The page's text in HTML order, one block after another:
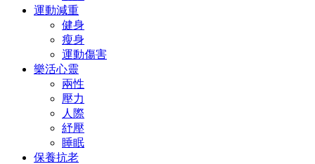
運動減重
健身
瘦身
運動傷害
樂活心靈
兩性
壓力
人際
紓壓
睡眠
保養抗老